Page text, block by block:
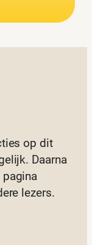
op dit
Daarna
pagina
lezers.